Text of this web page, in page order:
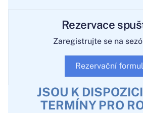
Rezervace
Zaregistrujte se na
Rezervační
JSOU K
TERMÍNY PRO